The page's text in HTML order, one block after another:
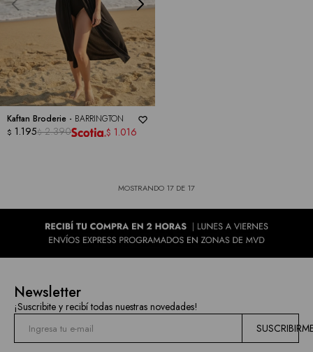
Kaftan Broderie - BARRINGTON
$ 1.195$ 2.390 $ 1.016
MOSTRANDO 17 DE 17
Newsletter
¡Suscribite y recibí todas nuestras novedades!